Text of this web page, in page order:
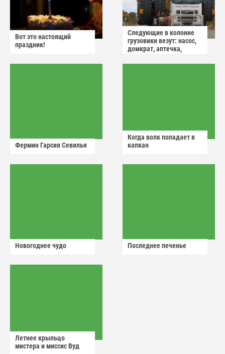
Вот это настоящий
праздник!
Следующие в колонне
грузовики везут: насос,
домкрат, аптечка,
Фермин Гарсия Севилья
Когда волк попадает в
капкан
Новогоднее чудо Последнее печенье
Летнее крыльцо
мистера и миссис Вуд